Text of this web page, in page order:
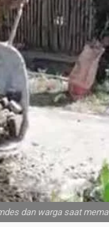
dan warga saat